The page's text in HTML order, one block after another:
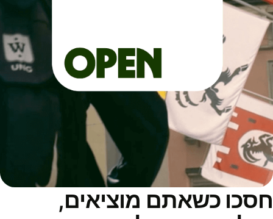
כשאתם מוציאים,